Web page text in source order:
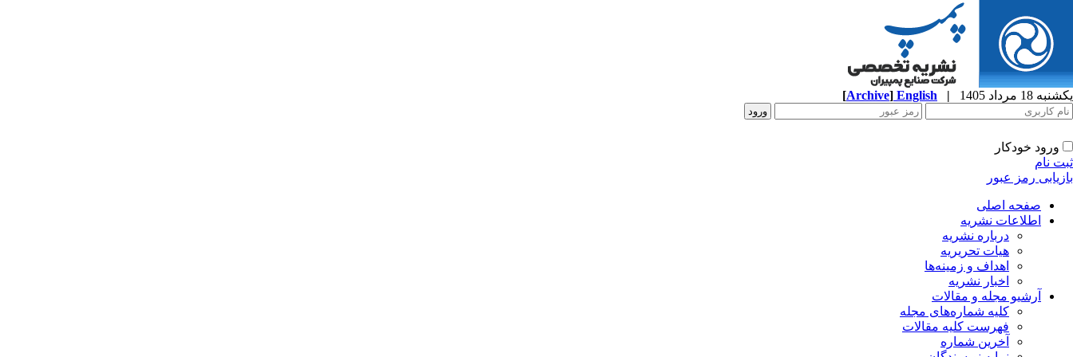
یکشنبه 18 مرداد 1405 |
English
[Archive]
ورود خودکار
ثبت نام
بازیابی رمز عبور
صفحه اصلی
اطلاعات نشریه
درباره نشریه
هیات تحریریه
اهداف و زمینه‌ها
اخبار نشریه
آرشیو مجله و مقالات
کلیه شماره‌های مجله
فهرست کلیه مقالات
آخرین شماره